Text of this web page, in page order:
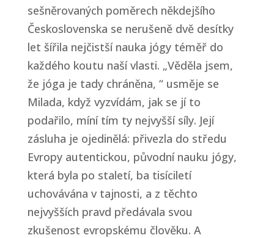
sešněrovaných poměrech někdejšího
Československa se nerušeně dvě desítky
let šířila nejčistší nauka jógy téměř do
každého koutu naší vlasti. „Věděla jsem,
že jóga je tady chráněna, “ usměje se
Milada, když vyzvídám, jak se jí to
podařilo, míní tím ty nejvyšší síly. Její
zásluha je ojedinělá: přivezla do středu
Evropy autentickou, původní nauku jógy,
která byla po staletí, ba tisíciletí
uchovávána v tajnosti, a z těchto
nejvyšších pravd předávala svou
zkušenost evropskému člověku. A